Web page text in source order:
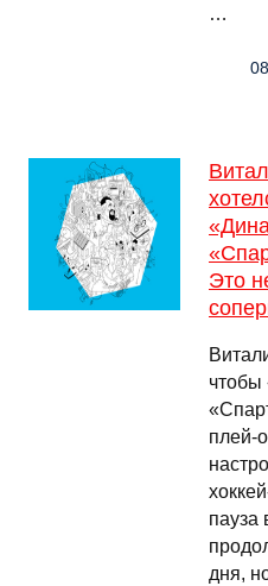
…
Это
плей-
пауза
дня,